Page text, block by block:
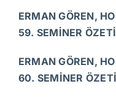
ERMAN GÖREN,
59. SEMİNER ÖZETİ
ERMAN GÖREN,
60. SEMİNER ÖZETİ